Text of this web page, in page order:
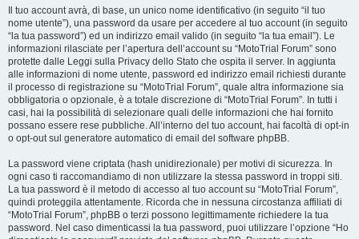
Il tuo account avrà, di base, un unico nome identificativo (in seguito “il tuo
nome utente”), una password da usare per accedere al tuo account (in seguito
“la tua password”) ed un indirizzo email valido (in seguito “la tua email”). Le
informazioni rilasciate per l’apertura dell’account su “MotoTrial Forum” sono
protette dalle Leggi sulla Privacy dello Stato che ospita il server. In aggiunta
alle informazioni di nome utente, password ed indirizzo email richiesti durante
il processo di registrazione su “MotoTrial Forum”, quale altra informazione sia
obbligatoria o opzionale, è a totale discrezione di “MotoTrial Forum”. In tutti i
casi, hai la possibilità di selezionare quali delle informazioni che hai fornito
possano essere rese pubbliche. All’interno del tuo account, hai facoltà di opt-in
o opt-out sul generatore automatico di email del software phpBB.
La password viene criptata (hash unidirezionale) per motivi di sicurezza. In
ogni caso ti raccomandiamo di non utilizzare la stessa password in troppi siti.
La tua password è il metodo di accesso al tuo account su “MotoTrial Forum”,
quindi proteggila attentamente. Ricorda che in nessuna circostanza affiliati di
“MotoTrial Forum”, phpBB o terzi possono legittimamente richiedere la tua
password. Nel caso dimenticassi la tua password, puoi utilizzare l’opzione “Ho